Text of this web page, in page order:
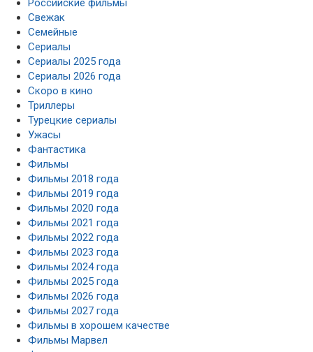
Российские фильмы
Свежак
Семейные
Сериалы
Сериалы 2025 года
Сериалы 2026 года
Скоро в кино
Триллеры
Турецкие сериалы
Ужасы
Фантастика
Фильмы
Фильмы 2018 года
Фильмы 2019 года
Фильмы 2020 года
Фильмы 2021 года
Фильмы 2022 года
Фильмы 2023 года
Фильмы 2024 года
Фильмы 2025 года
Фильмы 2026 года
Фильмы 2027 года
Фильмы в хорошем качестве
Фильмы Марвел